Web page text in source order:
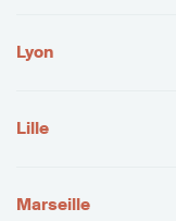
Lyon
Lille
Marseille